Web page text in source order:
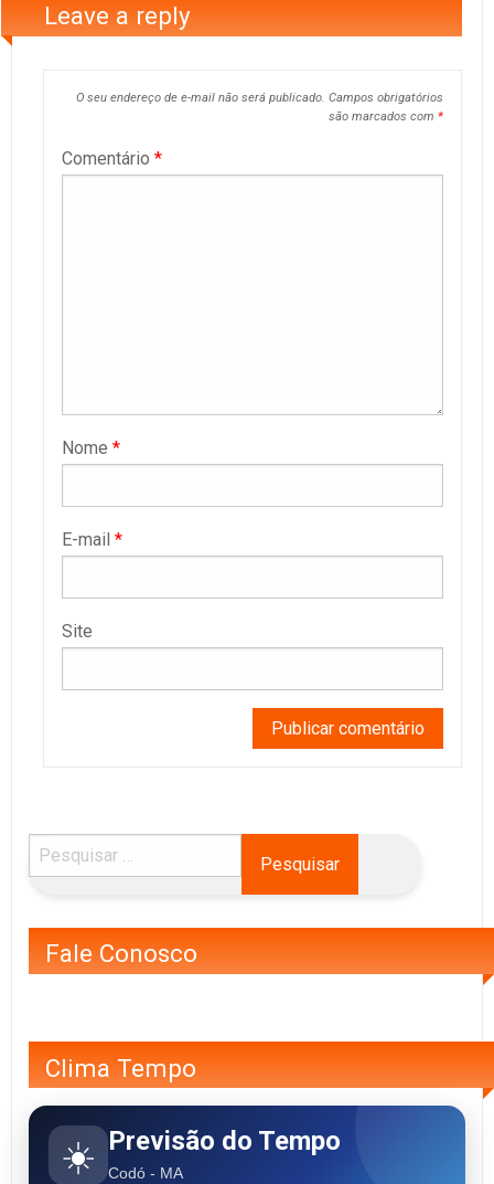
Leave a reply
O seu endereço de e-mail não será publicado. Campos obrigatórios
são marcados com *
Comentário *
Nome *
E-mail *
Site
Fale Conosco
Clima Tempo
☀️ Previsão do Tempo
Codó - MA